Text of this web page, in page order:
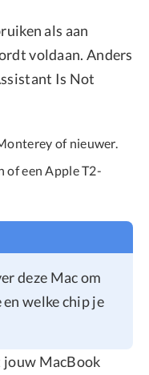
als aan
voldaan. Anders
Is Not
of nieuwer.
of een Apple T2-
deze Mac om
welke chip je
jouw MacBook